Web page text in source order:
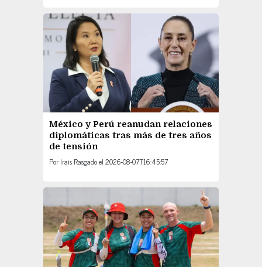
México y Perú reanudan relaciones
diplomáticas tras más de tres años
de tensión
Por Irais Rasgadoel 2026-08-07T16:45:57